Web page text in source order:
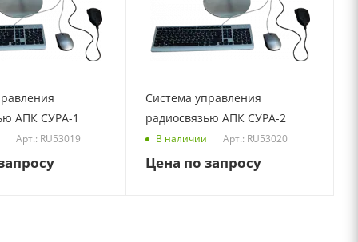
АПК СУРА-1
Арт.: RU53019
Система управления
радиосвязью АПК СУРА-2
В наличии Арт.: RU53020
Цена по запросу